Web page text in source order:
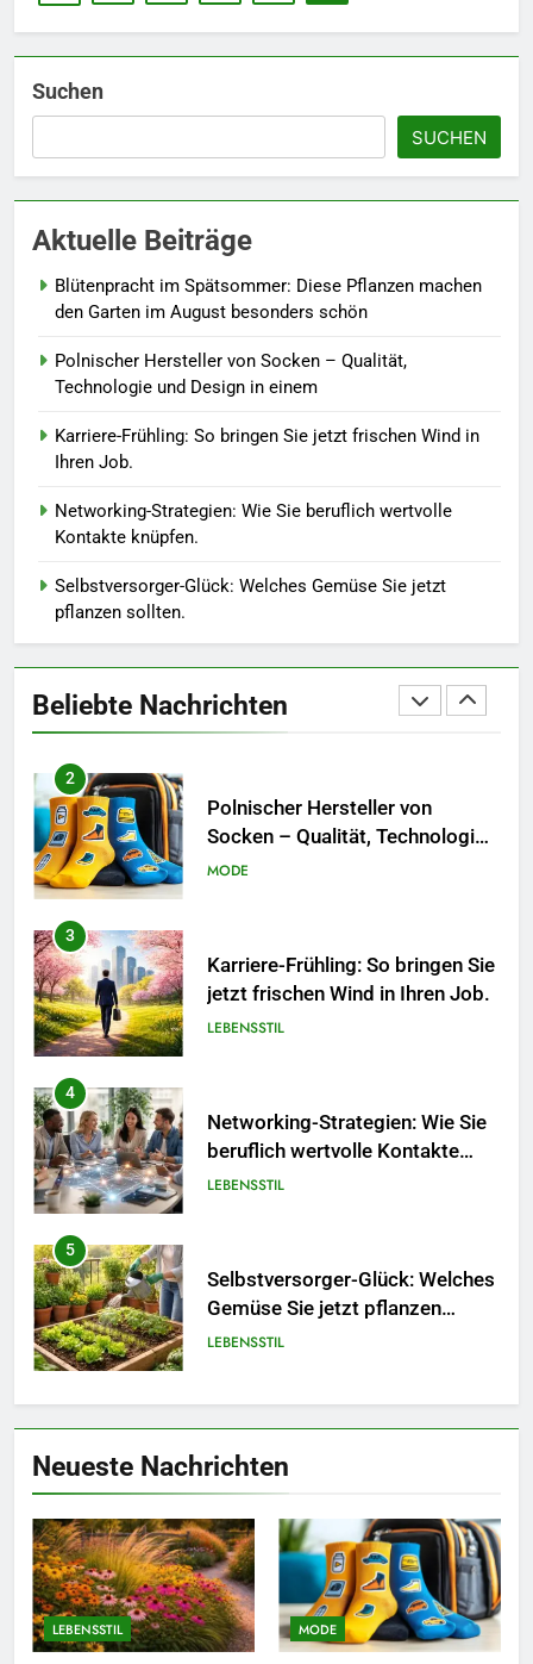
Suchen
SUCHEN
Aktuelle Beiträge
Blütenpracht im Spätsommer: Diese Pflanzen machen
den Garten im August besonders schön
Polnischer Hersteller von Socken – Qualität,
Technologie und Design in einem
Karriere-Frühling: So bringen Sie jetzt frischen Wind in
Ihren Job.
Networking-Strategien: Wie Sie beruflich wertvolle
Kontakte knüpfen.
Selbstversorger-Glück: Welches Gemüse Sie jetzt
pflanzen sollten.
Beliebte Nachrichten
sollten.
6
Details werten Sie jedes
MODE
7
Sie Bienen und Schmetterlinge
in Ihren Garten.
8
Berufliche Neuorientierung: Mut
zum Quereinstieg in der neuen
Blütenpracht im Spätsommer:
Garten im August besonders
schön
LEBENSSTIL
Polnischer Hersteller von
und Design in einem
MODE
3
LEBENSSTIL
4
knüpfen.
LEBENSSTIL
5
sollten.
LEBENSSTIL
6
Frühlingsoutfit auf.
MODE
7
Naturnah gärtnern: So locken
Sie Bienen und Schmetterlinge
in Ihren Garten.
LEBENSSTIL
8
Neueste Nachrichten
LEBENSSTIL MODE